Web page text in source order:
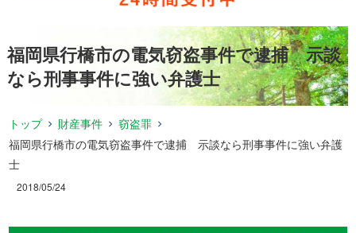
福岡県行橋市の電気窃盗事件で逮捕 示談
なら刑事事件に強い弁護士
トップ 財産事件
窃盗罪
福岡県行橋市の電気窃盗事件で逮捕 示談なら刑事事件に強い弁護
士
2018/05/24